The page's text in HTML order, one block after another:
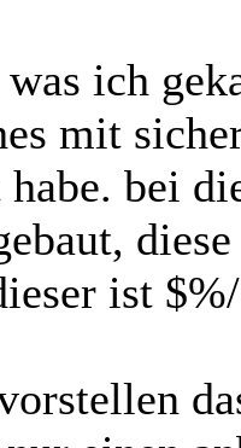
was ich
mit
bei
ist